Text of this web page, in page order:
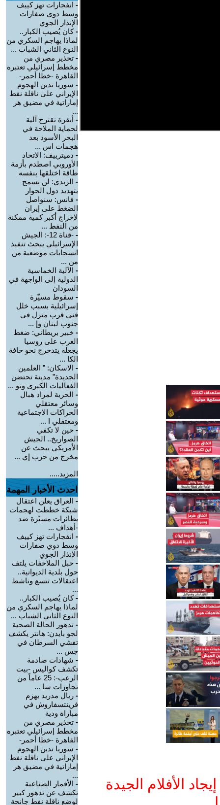
الأفلام الجيدة
- انفجارات تهز كييف
وسط دوي صفارات
الإنذار الجوي
-كان يُصيب الكبار..
لماذا يهاجم السكري من
النوع الثاني الشباب ...
- تحذير مصري من
مخطط إسرائيلي تعتبره
القاهرة -خطا أحمر-
- سوريا تدين الهجوم
الإيراني على ناقلة نفط
إماراتية في مضيق هر
...
- أنقرة تقترح آلية
لحماية الملاحة في
البحر الأسود بعد
هجمات اس ...
- دميترييف: الاتحاد
الأوروبي اصطدم بأزمة
طاقة اختلقها بنفسه
- الزيدي: لن نسمح
بتهديد دول الجوار
- فانس: سنواصل
الضغط على إيران
لإخراج أكبر كمية ممكنة
من النفط ...
-
-قناة 12-: الجيش
الإسرائيلي يبحث تنفيذ
انسحابات موضعية من
من ...
- الآلية الخماسية
الدولية إلى الواجهة في
السودان
- سقوط مسيّرة
إسرائيلية بسبب خلل
فني قرب منزل في
جنوب لبنان وإ ...
- خبير بريطاني: ضغط
الغرب على روسيا
يجعله يتدحرج نحو حافة
الكا ...
- الاسكان: ” العلمين
الجديدة” مدينة تحتضن
الفعاليات الكبرى وتو ...
- الحرية لمراد هبال
وسائر معتقلي
الحراكات الاجتماعية
ومعتقلي ا ...
- حين لا تكفي
الصواريخ.. الجيش
الأمريكي يبحث عن
مخرج من حرب إي ...
المزيد.....
احدث الأخبار المهمة
- العراق يعلن اعتقال
شبكة خططت لهجمات
بطائرات مسيّرة ضد
-أهداف ...
- انفجارات تهز كييف
وسط دوي صفارات
الإنذار الجوي
- حبل الملاحقات يلتف
حول بلدية الديوانية..
اعتقالات تتسع وناشط
...
-كان يُصيب الكبار..
لماذا يهاجم السكري من
النوع الثاني الشباب ...
- تدهور الحالة الصحية
لجو بايدن: هانتر يكشف
تفشي السرطان في
جس ...
- شهادات صادمة
تكشف كواليس -بيت
الرعب-: 25 عاماً من
تجاوزات سا ...
- ريال مدريد يهزم
فرينتسفاروش في
مباراة ودية
- تحذير مصري من
مخطط إسرائيلي تعتبره
القاهرة -خطا أحمر-
- سوريا تدين الهجوم
الإيراني على ناقلة نفط
إماراتية في مضيق هر
...
- الأقمار الصناعية
تكشف عن تدهور كبير
لوضع ناقلة نفط جانحة